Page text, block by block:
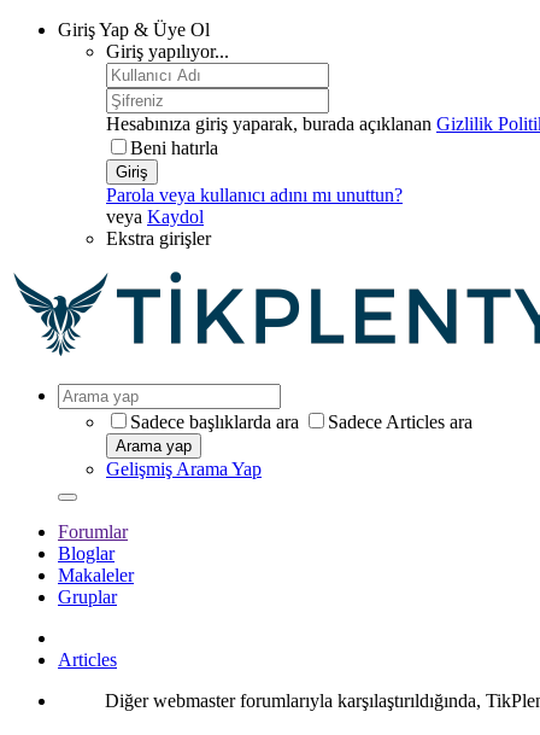
Giriş Yap & Üye Ol
Giriş yapılıyor...
Hesabınıza giriş yaparak, burada açıklanan Gizlilik
Beni hatırla
Giriş
Parola veya kullanıcı adını mı unuttun?
veya Kaydol
Ekstra girişler
Sadece başlıklarda ara Sadece Articles ara
Arama yap
Gelişmiş Arama Yap
Forumlar
Bloglar
Makaleler
Gruplar
Articles
Diğer webmaster forumlarıyla karşılaştırıldığında,